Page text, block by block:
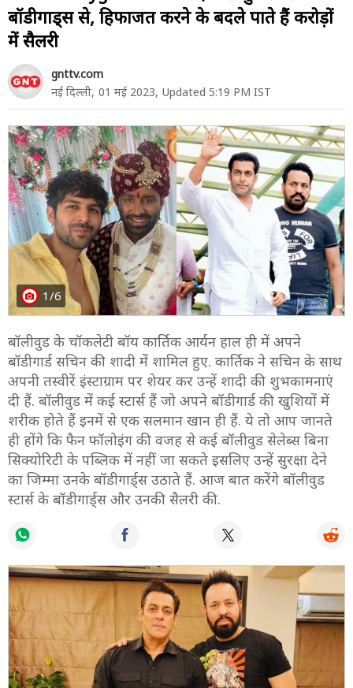
बॉडीगार्ड्स से, हिफाजत करने के बदले पाते हैं करोड़ों
में सैलरी
gnttv.com
नई दिल्ली, 01 मई 2023, Updated 5:19 PM IST
1/6
बॉलीवुड के चॉकलेटी बॉय कार्तिक आर्यन हाल ही में अपने
बॉडीगार्ड सचिन की शादी में शामिल हुए. कार्तिक ने सचिन के साथ
अपनी तस्वीरें इंस्टाग्राम पर शेयर कर उन्हें शादी की शुभकामनाएं
दी हैं. बॉलीवुड में कई स्टार्स हैं जो अपने बॉडीगार्ड की खुशियों में
शरीक होते हैं इनमें से एक सलमान खान ही हैं. ये तो आप जानते
ही होंगे कि फैन फॉलोइंग की वजह से कई बॉलीवुड सेलेब्स बिना
सिक्योरिटी के पब्लिक में नहीं जा सकते इसलिए उन्हें सुरक्षा देने
का जिम्मा उनके बॉडीगार्ड्स उठाते हैं. आज बात करेंगे बॉलीवुड
स्टार्स के बॉडीगार्ड्स और उनकी सैलरी की.